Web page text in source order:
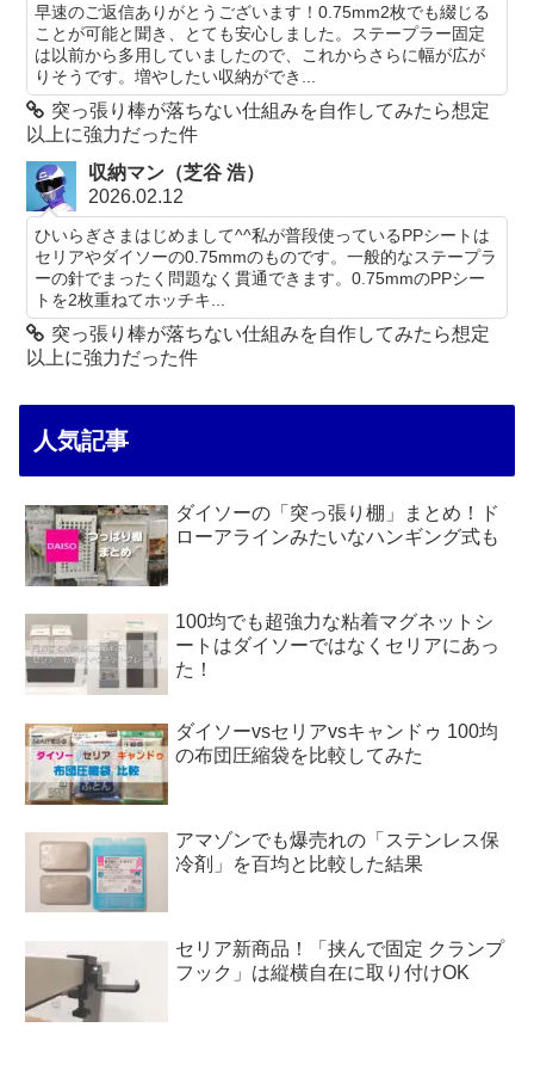
早速のご返信ありがとうございます！0.75mm2枚でも綴じる
ことが可能と聞き、とても安心しました。ステープラー固定
は以前から多用していましたので、これからさらに幅が広が
りそうです。増やしたい収納ができ...
突っ張り棒が落ちない仕組みを自作してみたら想定
以上に強力だった件
収納マン（芝谷 浩）
2026.02.12
ひいらぎさまはじめまして^^私が普段使っているPPシートは
セリアやダイソーの0.75mmのものです。一般的なステープラ
ーの針でまったく問題なく貫通できます。0.75mmのPPシー
トを2枚重ねてホッチキ...
突っ張り棒が落ちない仕組みを自作してみたら想定
以上に強力だった件
人気記事
ダイソーの「突っ張り棚」まとめ！ド
ローアラインみたいなハンギング式も
100均でも超強力な粘着マグネットシ
ートはダイソーではなくセリアにあっ
た！
ダイソーvsセリアvsキャンドゥ 100均
の布団圧縮袋を比較してみた
アマゾンでも爆売れの「ステンレス保
冷剤」を百均と比較した結果
セリア新商品！「挟んで固定 クランプ
フック」は縦横自在に取り付けOK